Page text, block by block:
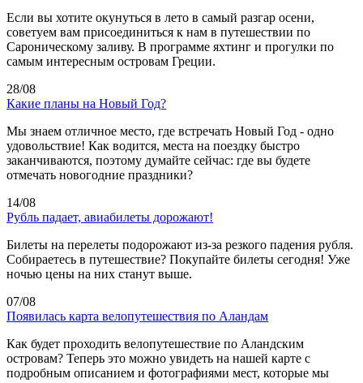
Если вы хотите окунуться в лето в самый разгар осени,
советуем вам присоединиться к нам в путешествии по
Сароническому заливу. В программе яхтинг и прогулки по
самым интересным островам Греции.
28/08
Какие планы на Новый Год?
Мы знаем отличное место, где встречать Новый Год - одно
удовольствие! Как водится, места на поездку быстро
заканчиваются, поэтому думайте сейчас: где вы будете
отмечать новогодние праздники?
14/08
Рубль падает, авиабилеты дорожают!
Билеты на перелеты подорожают из-за резкого падения рубля.
Собираетесь в путешествие? Покупайте билеты сегодня! Уже
ночью цены на них станут выше.
07/08
Появилась карта велопутешествия по Аландам
Как будет проходить велопутешествие по Аландским
островам? Теперь это можно увидеть на нашей карте с
подробным описанием и фотографиями мест, которые мы